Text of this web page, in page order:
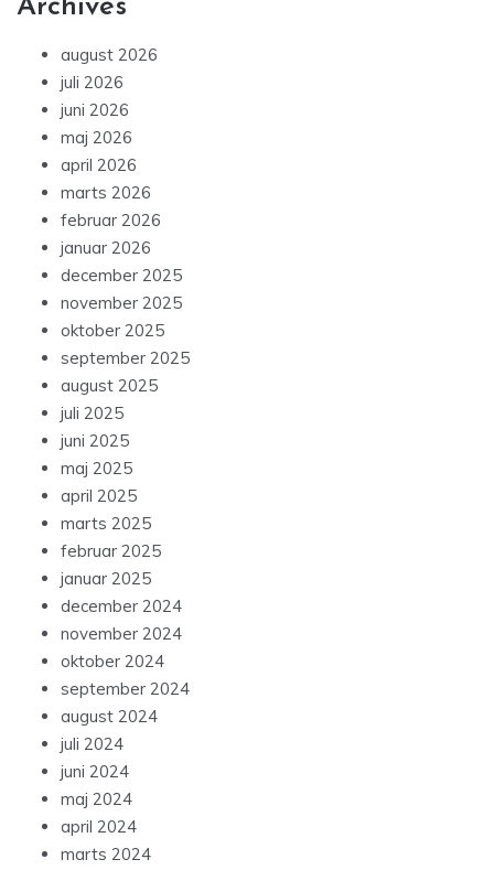
Archives
august 2026
juli 2026
juni 2026
maj 2026
april 2026
marts 2026
februar 2026
januar 2026
december 2025
november 2025
oktober 2025
september 2025
august 2025
juli 2025
juni 2025
maj 2025
april 2025
marts 2025
februar 2025
januar 2025
december 2024
november 2024
oktober 2024
september 2024
august 2024
juli 2024
juni 2024
maj 2024
april 2024
marts 2024